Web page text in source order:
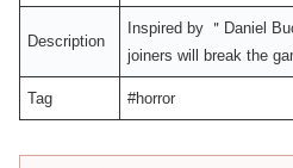
Description
Inspired by ＂Daniel
joiners will break the
Tag #horror